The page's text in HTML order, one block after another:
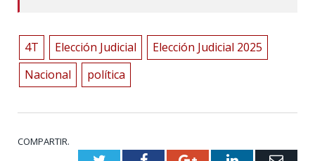
4T Elección Judicial
Elección Judicial 2025
Nacional
política
COMPARTIR.